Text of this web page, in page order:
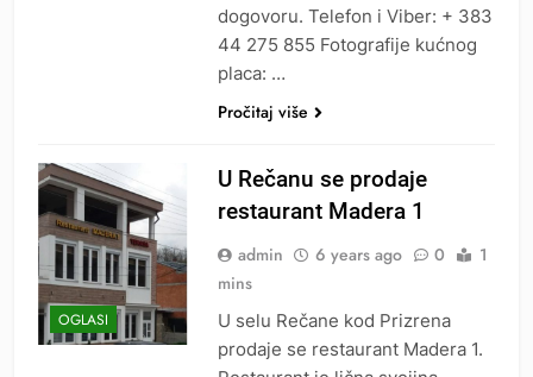
dogovoru. Telefon i Viber: + 3‎83
44 275 855 Fotografije kućnog
placa: …
Pročitaj više
OGLASI
U Rečanu se prodaje
restaurant Madera 1
admin 6 years ago 0
1
mins
U selu Rečane kod Prizrena
prodaje se restaurant Madera 1.